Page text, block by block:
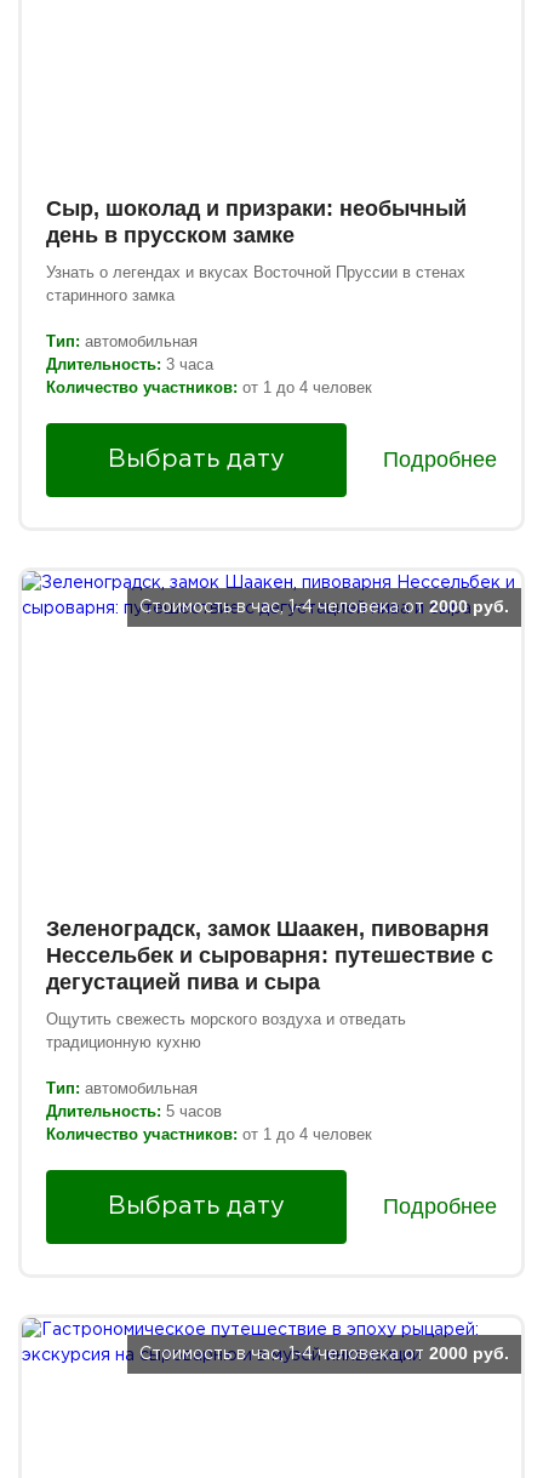
Сыр, шоколад и призраки: необычный
день в прусском замке
Узнать о легендах и вкусах Восточной Пруссии в стенах
старинного замка
Тип: автомобильная
Длительность: 3 часа
Количество участников: от 1 до 4 человек
Выбрать дату Подробнее
Зеленоградск, замок Шаакен, пивоварня
Нессельбек и сыроварня: путешествие с
дегустацией пива и сыра
Ощутить свежесть морского воздуха и отведать
традиционную кухню
Тип: автомобильная
Длительность: 5 часов
Количество участников: от 1 до 4 человек
Стоимость в час, 1-4 человека от 2000 руб.
Выбрать дату Подробнее
Стоимость в час, 1-4 человека от 2000 руб.